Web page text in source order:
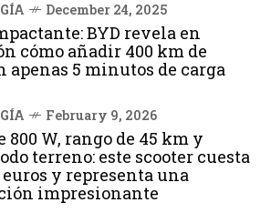
December 24, 2025
BYD revela en
cómo añadir 400 km de
apenas 5 minutos de carga
February 9, 2026
800 W, rango de 45 km y
terreno: este scooter cuesta
euros y representa una
impresionante